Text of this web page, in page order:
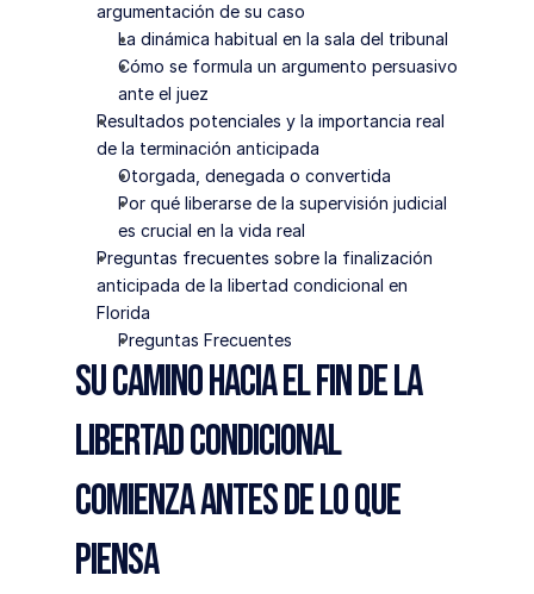
argumentación de su caso
La dinámica habitual en la sala del tribunal
Cómo se formula un argumento persuasivo
ante el juez
Resultados potenciales y la importancia real
de la terminación anticipada
Otorgada, denegada o convertida
Por qué liberarse de la supervisión judicial
es crucial en la vida real
Preguntas frecuentes sobre la finalización
anticipada de la libertad condicional en
Florida
Preguntas Frecuentes
Su camino hacia el fin de la
libertad condicional
comienza antes de lo que
piensa